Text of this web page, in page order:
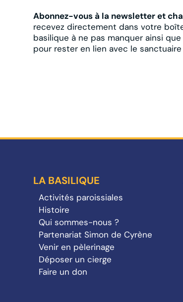
Abonnez-vous à la newsletter et
recevez directement dans votre
basilique à ne pas manquer ainsi
pour rester en lien avec le
LA BASILIQUE
Activités paroissiales
Histoire
Qui sommes-nous ?
Partenariat Simon de Cyrène
Venir en pèlerinage
Déposer un cierge
Faire un don